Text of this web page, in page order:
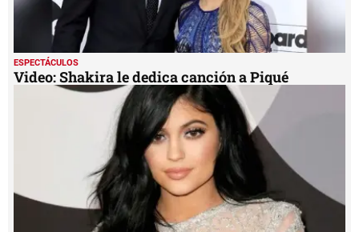
ESPECTÁCULOS
Video: Shakira le dedica canción a Piqué